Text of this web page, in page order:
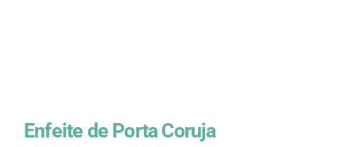
Enfeite de Porta Coruja